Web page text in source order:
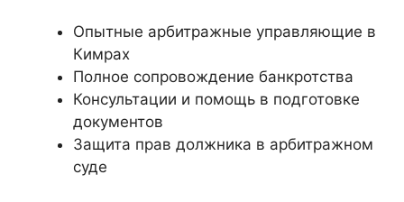
Опытные арбитражные управляющие в
Кимрах
Полное сопровождение банкротства
Консультации и помощь в подготовке
документов
Защита прав должника в арбитражном
суде